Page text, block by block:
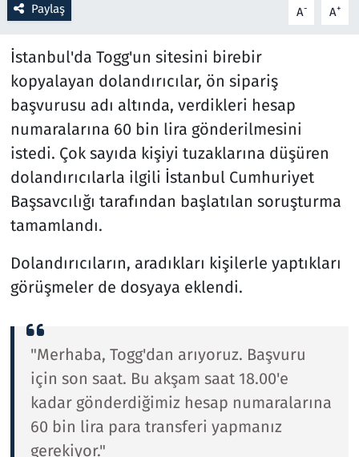
Paylaş A- A+
İstanbul'da Togg'un sitesini birebir
kopyalayan dolandırıcılar, ön sipariş
başvurusu adı altında, verdikleri hesap
numaralarına 60 bin lira gönderilmesini
istedi. Çok sayıda kişiyi tuzaklarına düşüren
dolandırıcılarla ilgili İstanbul Cumhuriyet
Başsavcılığı tarafından başlatılan soruşturma
tamamlandı.
Dolandırıcıların, aradıkları kişilerle yaptıkları
görüşmeler de dosyaya eklendi.
"Merhaba, Togg'dan arıyoruz. Başvuru
için son saat. Bu akşam saat 18.00'e
kadar gönderdiğimiz hesap numaralarına
60 bin lira para transferi yapmanız
gerekiyor."
Savunma Sanayi
Seçim 2023
Spor
Teknoloji ve Bilim
Televizyon